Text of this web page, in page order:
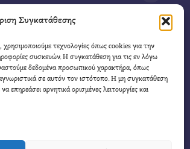
Συγκατάθεσης
χρησιμοποιούμε τεχνολογίες όπως cookies για την
συσκευών. Η συγκατάθεση για τις εν λόγω
δεδομένα προσωπικού χαρακτήρα, όπως
σε αυτόν τον ιστότοπο. Η μη συγκατάθεση
επηρεάσει αρνητικά ορισμένες λειτουργίες και
11
4